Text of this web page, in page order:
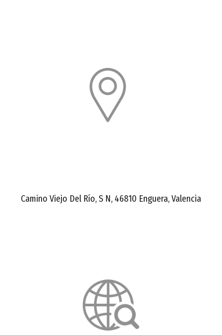
Camino Viejo Del Río, S N, 46810 Enguera, Valencia